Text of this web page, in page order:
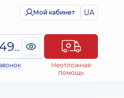
Мой кабинет UA
(044) 495-2-888
Неотложная
помощь